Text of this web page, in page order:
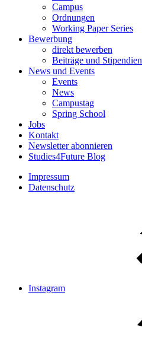
Campus
Ordnungen
Working Paper Series
Bewerbung
direkt bewerben
Beiträge und Stipendien
News und Events
Events
News
Campustag
Spring School
Jobs
Kontakt
Newsletter abonnieren
Studies4Future Blog
Impressum
Datenschutz
Instagram